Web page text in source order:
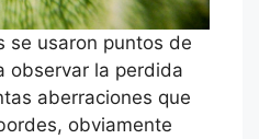
se usaron puntos de
observar la perdida
aberraciones que
obviamente